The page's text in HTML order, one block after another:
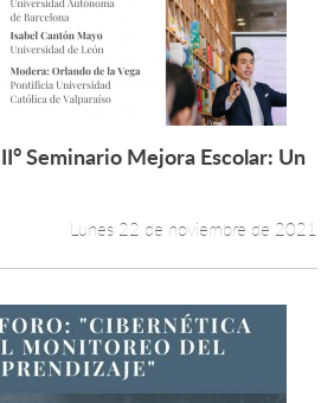
Leer más +
Seminario Mejora Escolar: Un
Lunes 22 de noviembre de 2021